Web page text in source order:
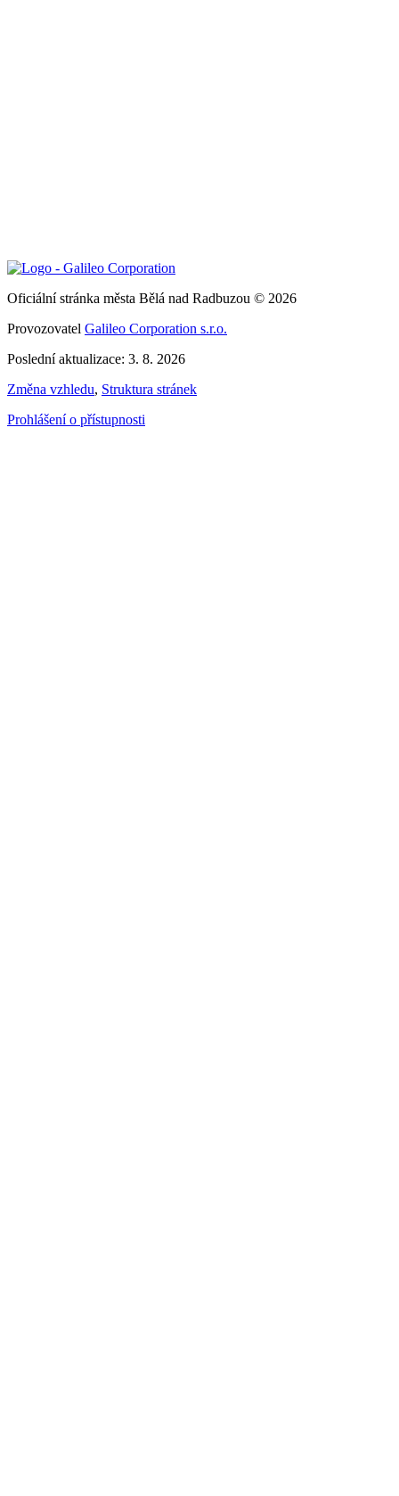
Oficiální stránka města Bělá nad Radbuzou © 2026
Provozovatel Galileo Corporation s.r.o.
Poslední aktualizace: 3. 8. 2026
Změna vzhledu, Struktura stránek
Prohlášení o přístupnosti